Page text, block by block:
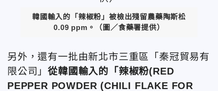
韓國輸入的「辣椒粉」被檢出殘留農藥陶斯松
0.09 ppm。（圖／食藥署提供）
另外，還有一批由新北市三重區「秦冠貿易有
限公司」從韓國輸入的「辣椒粉(RED
PEPPER POWDER (CHILI FLAKE FOR